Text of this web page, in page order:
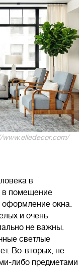
в
в помещение
оформление окна.
и очень
не важны.
светлые
Во-вторых, не
либо предметами